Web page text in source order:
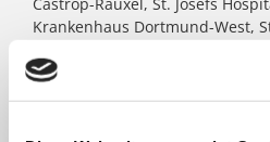
Krankenhaus Dortmund-West,
sowie für das St. Johannes